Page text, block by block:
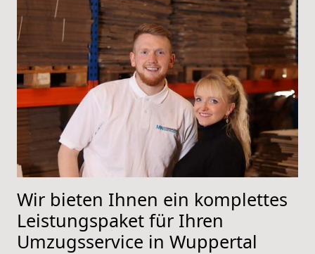
Wir bieten Ihnen ein komplettes
Leistungspaket für Ihren
Umzugsservice in Wuppertal